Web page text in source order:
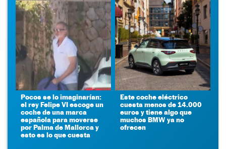
Pocos se lo imaginarían:
el rey Felipe VI escoge un
coche de una marca
española para moverse
por Palma de Mallorca y
esto es lo que cuesta
Este coche eléctrico
cuesta menos de 14.000
euros y tiene algo que
muchos BMW ya no
ofrecen